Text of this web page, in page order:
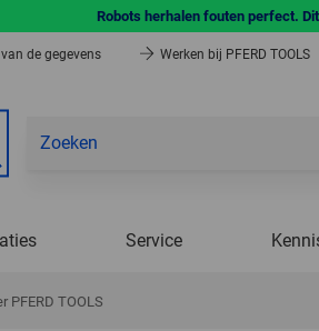
Robots herhalen fouten perfect.
de gegevens Werken bij PFERD TOOLS
Service
PFERD TOOLS